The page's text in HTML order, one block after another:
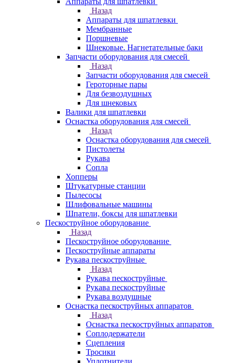
Назад
Аппараты для шпатлевки
Мембранные
Поршневые
Шнековые. Нагнетательные баки
Запчасти оборудования для смесей
Назад
Запчасти оборудования для смесей
Героторные пары
Для безвоздушных
Для шнековых
Валики для шпатлевки
Оснастка оборудования для смесей
Назад
Оснастка оборудования для смесей
Пистолеты
Рукава
Сопла
Хопперы
Штукатурные станции
Пылесосы
Шлифовальные машины
Шпатели, боксы для шпатлевки
Пескоструйное оборудование
Назад
Пескоструйное оборудование
Пескоструйные аппараты
Рукава пескоструйные
Назад
Рукава пескоструйные
Рукава пескоструйные
Рукава воздушные
Оснастка пескоструйных аппаратов
Назад
Оснастка пескоструйных аппаратов
Соплодержатели
Сцепления
Тросики
Уплотнители